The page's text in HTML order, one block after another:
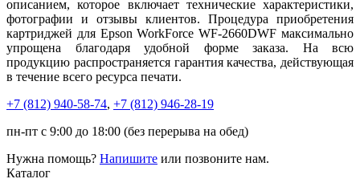
описанием, которое включает технические характеристики,
фотографии и отзывы клиентов. Процедура приобретения
картриджей для Epson WorkForce WF-2660DWF максимально
упрощена благодаря удобной форме заказа. На всю
продукцию распространяется гарантия качества, действующая
в течение всего ресурса печати.
+7 (812) 940-58-74, +7 (812) 946-28-19
пн-пт с 9:00 до 18:00 (без перерыва на обед)
Нужна помощь? Напишите или позвоните нам.
Каталог